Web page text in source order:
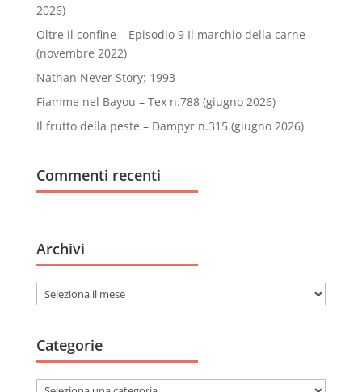
2026)
Oltre il confine – Episodio 9 Il marchio della carne
(novembre 2022)
Nathan Never Story: 1993
Fiamme nel Bayou – Tex n.788 (giugno 2026)
Il frutto della peste – Dampyr n.315 (giugno 2026)
Commenti recenti
Archivi
Archivi
Categorie
Categorie